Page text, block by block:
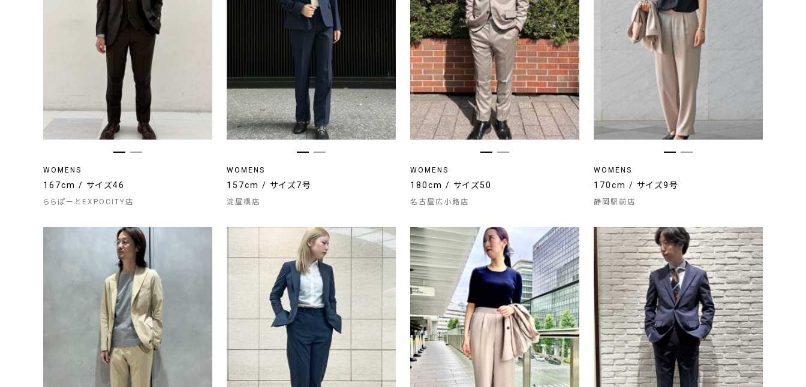
WOMENS
167cm / サイズ46
ららぽーとEXPOCITY店
WOMENS
157cm / サイズ7号
淀屋橋店
WOMENS
180cm / サイズ50
名古屋広小路店
WOMENS
170cm / サイズ9号
静岡駅前店